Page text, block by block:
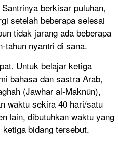
berkisar puluhan,
setelah beberapa selesai
tidak jarang ada beberapa
tahun nyantri di sana.
Untuk belajar ketiga
bahasa dan sastra Arab,
(Jawhar al-Maknūn),
waktu sekira 40 hari/satu
lain, dibutuhkan waktu yang
bidang tersebut.